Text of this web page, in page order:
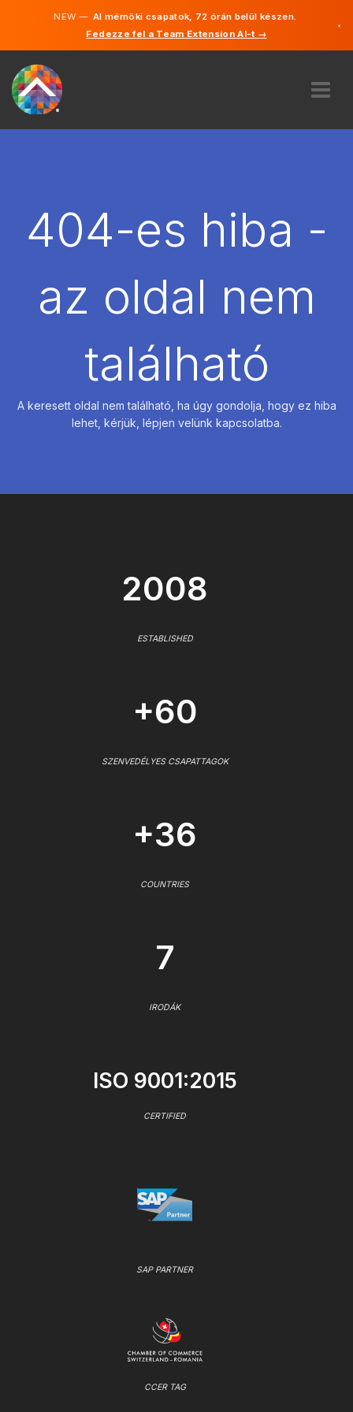
NEW —AI mérnöki csapatok, 72 órán belül készen.
Fedezze fel a Team Extension AI-t →
×
BÉREL
404-es hiba -
az oldal nem
található
A keresett oldal nem található, ha úgy gondolja, hogy ez hiba
lehet, kérjük, lépjen velünk kapcsolatba.
2008
ESTABLISHED
+60
SZENVEDÉLYES CSAPATTAGOK
+36
COUNTRIES
7
IRODÁK
ISO 9001:2015
CERTIFIED
SAP PARTNER
CCER TAG